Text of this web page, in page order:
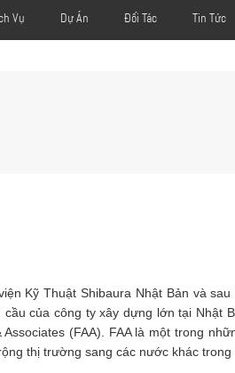
Vụ Dự Án Đối Tác Tin Tức
Kỹ Thuật Shibaura Nhật Bản và
của công ty xây dựng lớn tại
(FAA). FAA là một trong
thị trường sang các nước khác